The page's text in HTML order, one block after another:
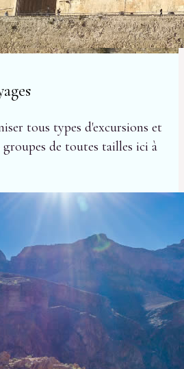
tous types d'excursions et
groupes de toutes tailles ici à